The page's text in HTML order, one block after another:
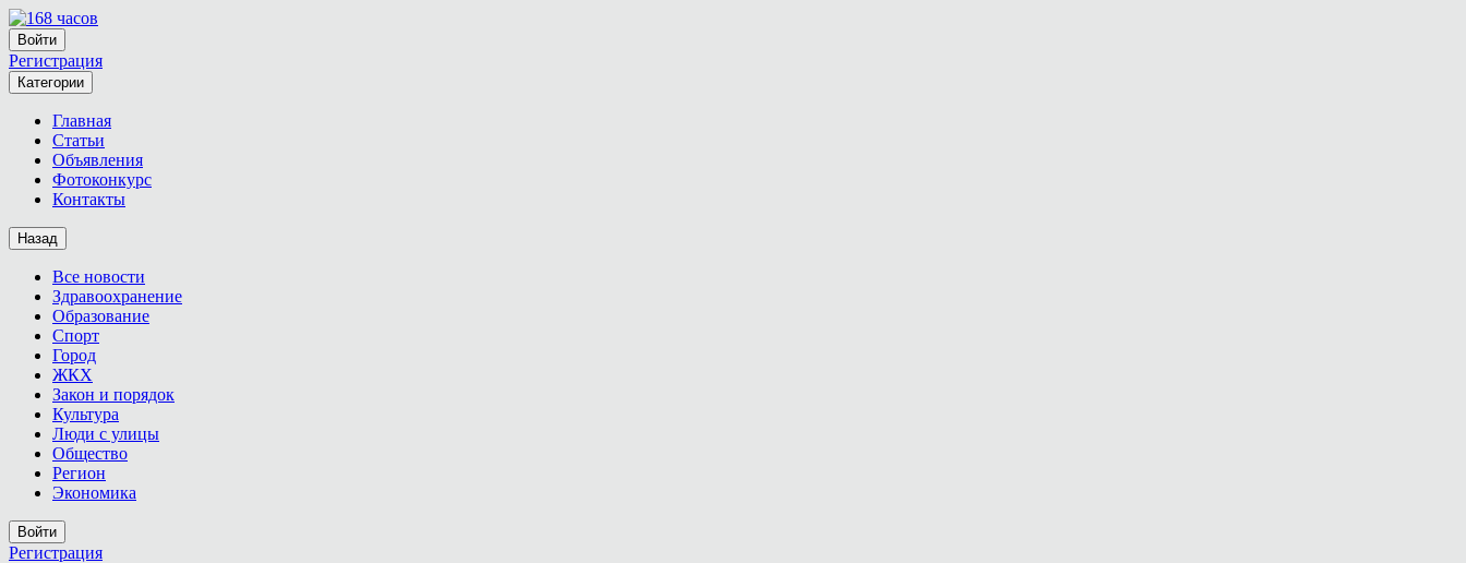
Войти
Регистрация
Категории
Главная
Статьи
Объявления
Фотоконкурс
Контакты
Назад
Все новости
Здравоохранение
Образование
Спорт
Город
ЖКХ
Закон и порядок
Культура
Люди с улицы
Общество
Регион
Экономика
Войти
Регистрация